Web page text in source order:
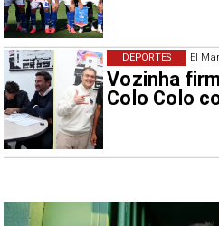
El
Vozinha
Colo Colo
DEPORTES